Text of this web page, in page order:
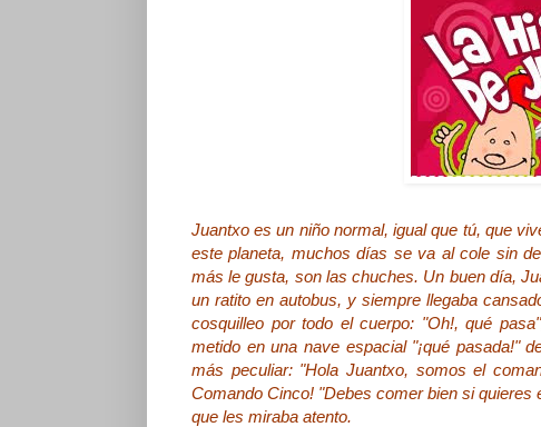
Juantxo es un niño normal, igual que tú, que
este planeta, muchos días se va al cole sin
más le gusta, son las chuches. Un buen día,
un ratito en autobus, y siempre llegaba
cosquilleo por todo el cuerpo: "Oh!, qué
metido en una nave espacial "¡qué pasada!"
más peculiar: "Hola Juantxo, somos el
Comando Cinco! "Debes comer bien si
que les miraba atento.